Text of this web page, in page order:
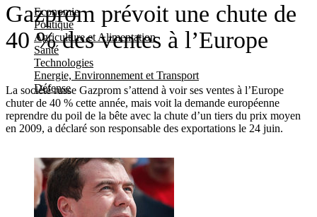
Economie
Politique
Agriculture et Alimentation
Santé
Technologies
Energie, Environnement et Transport
Défense
Gazprom prévoit une chute de
40 % des ventes à l’Europe
La société russe Gazprom s’attend à voir ses ventes à l’Europe
chuter de 40 % cette année, mais voit la demande européenne
reprendre du poil de la bête avec la chute d’un tiers du prix moyen
en 2009, a déclaré son responsable des exportations le 24 juin.